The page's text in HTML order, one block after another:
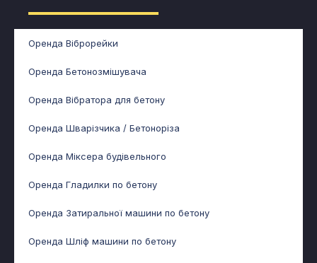
Оренда Віброрейки
Оренда Бетонозмішувача
Оренда Вібратора для бетону
Оренда Шварізчика / Бетоноріза
Оренда Міксера будівельного
Оренда Гладилки по бетону
Оренда Затиральної машини по бетону
Оренда Шліф машини по бетону